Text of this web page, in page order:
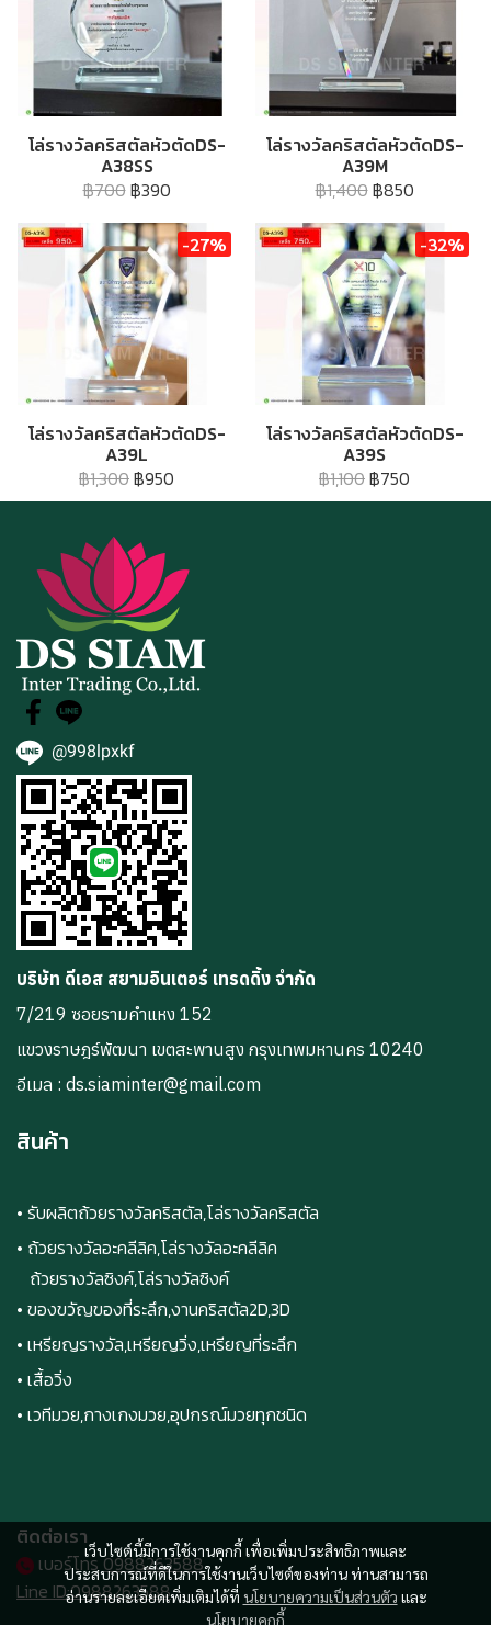
โล่รางวัลคริสตัลหัวตัดDS-
A38SS
฿700฿390
โล่รางวัลคริสตัลหัวตัดDS-
A39M
฿1,400฿850
-27%
โล่รางวัลคริสตัลหัวตัดDS-
A39L
฿1,300฿950
-32%
โล่รางวัลคริสตัลหัวตัดDS-
A39S
฿1,100฿750
เว็บไซต์นี้มีการใช้งานคุกกี้ เพื่อเพิ่มประสิทธิภาพและ
ประสบการณ์ที่ดีในการใช้งานเว็บไซต์ของท่าน ท่านสามารถ
อ่านรายละเอียดเพิ่มเติมได้ที่ นโยบายความเป็นส่วนตัว และ
นโยบายคุกกี้
@998lpxkf
บริษัท ดีเอส สยามอินเตอร์ เทรดดิ้ง จำกัด
7/219 ซอยรามคำแหง 152
แขวงราษฎร์พัฒนา เขตสะพานสูง กรุงเทพมหานคร 10240
อีเมล : ds.siaminter@gmail.com
สินค้า
• รับผลิตถ้วยรางวัลคริสตัล,โล่รางวัลคริสตัล
• ถ้วยรางวัลอะคลีลิค,โล่รางวัลอะคลีลิค
ถ้วยรางวัลซิงค์,โล่รางวัลซิงค์
• ของขวัญของที่ระลึก,งานคริสตัล2D,3D
• เหรียญรางวัล,เหรียญวิ่ง,เหรียญที่ระลึก
• เสื้อวิ่ง
• เวทีมวย,กางเกงมวย,อุปกรณ์มวยทุกชนิด
ติดต่อเรา
เบอร์โทร0988263588
Line ID:0988263588